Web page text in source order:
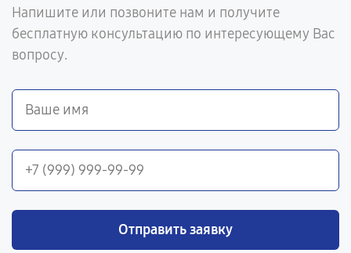
Напишите или позвоните нам и получите
бесплатную консультацию по интересующему Вас
вопросу.
Отправить заявку